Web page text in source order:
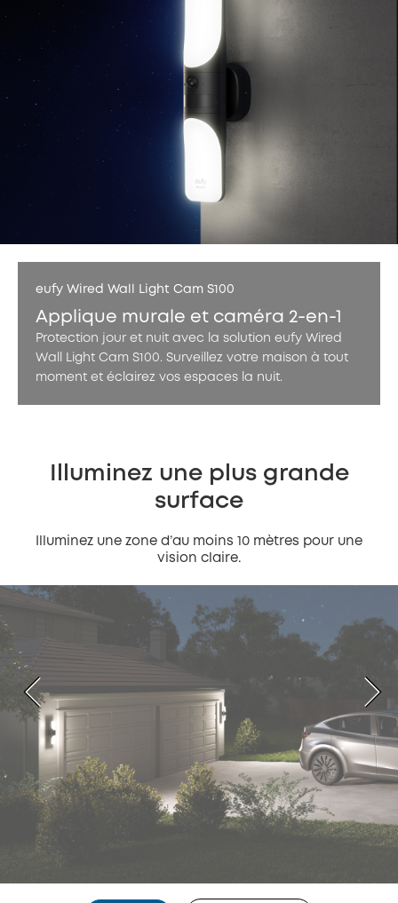
eufy Wired Wall Light Cam S100
Applique murale et caméra 2-en-1
Protection jour et nuit avec la solution eufy Wired
Wall Light Cam S100. Surveillez votre maison à tout
moment et éclairez vos espaces la nuit.
Illuminez une plus grande
surface
Illuminez une zone d’au moins 10 mètres pour une
vision claire.